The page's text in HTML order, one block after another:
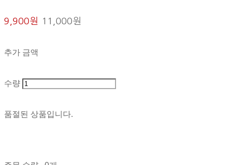
9,900원 11,000원
추가 금액
수량
품절된 상품입니다.